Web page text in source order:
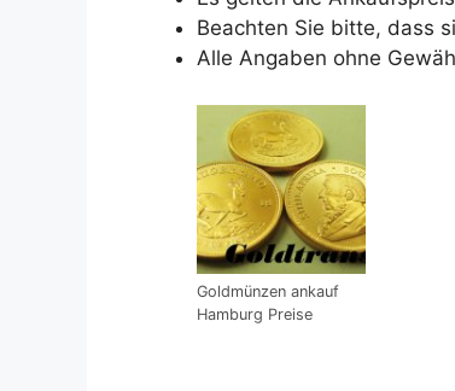
Beachten Sie bitte, dass
Alle Angaben ohne
Goldmünzen ankauf
Hamburg Preise